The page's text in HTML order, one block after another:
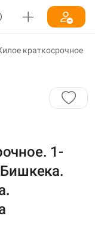
краткосрочное
1-